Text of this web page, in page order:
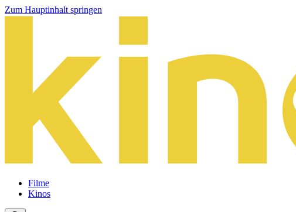
Zum Hauptinhalt springen
Filme
Kinos